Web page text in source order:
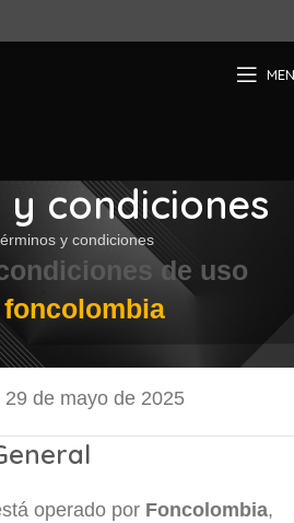
y condiciones
y condiciones
de uso
foncolombia
29 de mayo de 2025
operado por Foncolombia,